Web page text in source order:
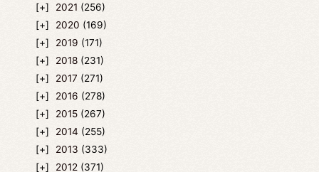
2021 (256)
2020 (169)
2019 (171)
2018 (231)
2017 (271)
2016 (278)
2015 (267)
2014 (255)
2013 (333)
2012 (371)